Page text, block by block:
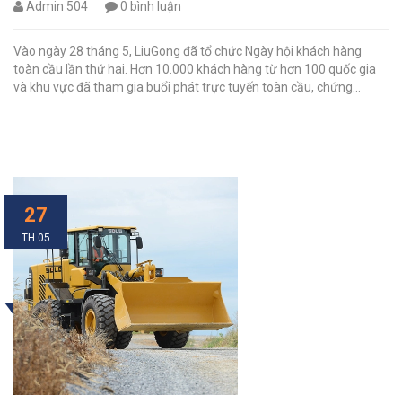
Admin 504 0 bình luận
Vào ngày 28 tháng 5, LiuGong đã tổ chức Ngày hội khách hàng
toàn cầu lần thứ hai. Hơn 10.000 khách hàng từ hơn 100 quốc gia
và khu vực đã tham gia buổi phát trực tuyến toàn cầu, chứng...
27
TH 05